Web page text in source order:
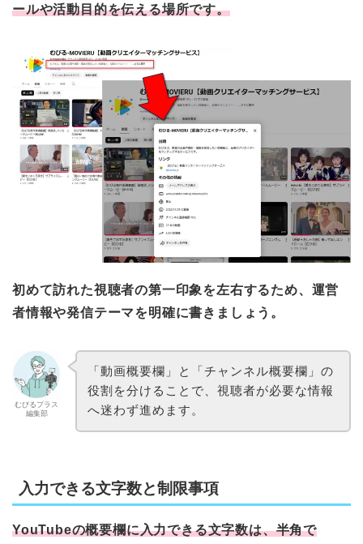
ールや活動目的を伝える場所です。
初めて訪れた視聴者の第一印象を左右するため、運営
者情報や発信テーマを明確に書きましょう。
むびるプラス
編集部
「動画概要欄」と「チャンネル概要欄」の
役割を分けることで、視聴者が必要な情報
へ迷わず進めます。
入力できる文字数と制限事項
YouTubeの概要欄に入力できる文字数は、半角で